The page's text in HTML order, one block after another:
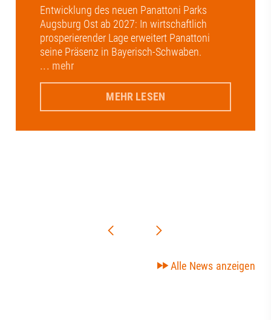
Entwicklung des neuen Panattoni Parks
Augsburg Ost ab 2027: In wirtschaftlich
prosperierender Lage erweitert Panattoni
seine Präsenz in Bayerisch-Schwaben.
... mehr
MEHR LESEN
Alle News anzeigen